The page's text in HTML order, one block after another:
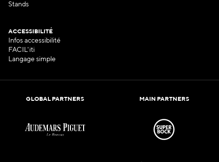
Stands
ACCESSIBILITÉ
Infos accessibilité
FACIL'iti
Langage simple
GLOBAL PARTNERS MAIN PARTNERS